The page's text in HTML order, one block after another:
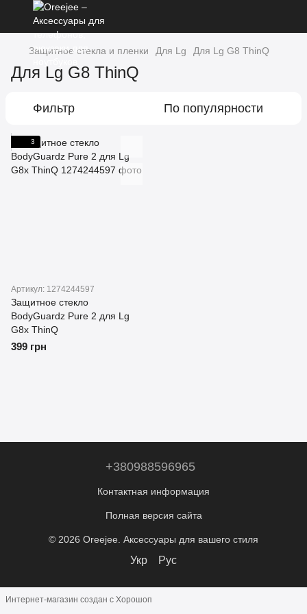
Защитное стекла и пленки Для Lg Для Lg G8 ThinQ
Для Lg G8 ThinQ
Фильтр По популярности
3
Артикул: 1274244597
Защитное стекло
BodyGuardz Pure 2 для Lg
G8x ThinQ
399 грн
+380988596965
Контактная информация
Полная версия сайта
© 2026 Oreejee. Аксессуары для вашего стиля
Укр Рус
Интернет-магазин создан с Хорошоп